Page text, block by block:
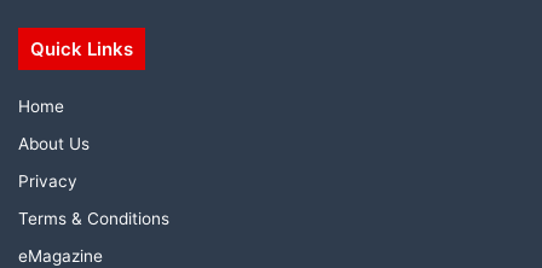
Quick Links
Home
About Us
Privacy
Terms & Conditions
eMagazine